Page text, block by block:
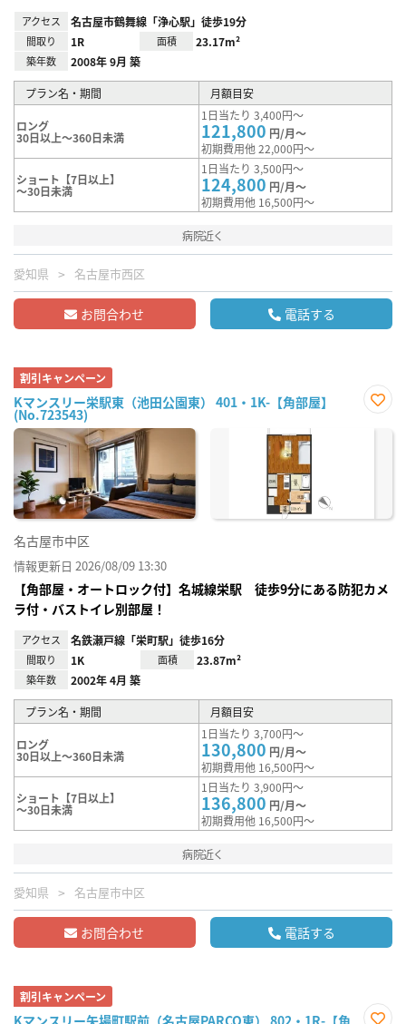
アクセス 名古屋市鶴舞線「浄心駅」徒歩19分
間取り 1R 面積 23.17m²
築年数 2008年 9月 築
プラン名・期間 月額目安
ロング
30日以上～360日未満
1日当たり 3,400円～
121,800 円/月～
初期費用他 22,000円～
ショート【7日以上】
～30日未満
1日当たり 3,500円～
124,800 円/月～
初期費用他 16,500円～
病院近く
愛知県 名古屋市西区
お問合わせ 電話する
割引キャンペーン
Kマンスリー栄駅東（池田公園東） 401・1K-【角部屋】
(No.723543)
に入
名古屋市中区
情報更新日 2026/08/09 13:30
【角部屋・オートロック付】名城線栄駅 徒歩9分にある防犯カメ
ラ付・バストイレ別部屋！
アクセス 名鉄瀬戸線「栄町駅」徒歩16分
間取り 1K 面積 23.87m²
築年数 2002年 4月 築
プラン名・期間 月額目安
ロング
30日以上～360日未満
1日当たり 3,700円～
130,800 円/月～
初期費用他 16,500円～
ショート【7日以上】
～30日未満
1日当たり 3,900円～
136,800 円/月～
初期費用他 16,500円～
病院近く
愛知県 名古屋市中区
お問合わせ 電話する
割引キャンペーン
Kマンスリー矢場町駅前（名古屋PARCO東） 802・1R-【角